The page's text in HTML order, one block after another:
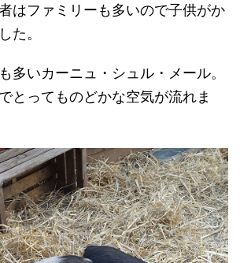
はファミリーも多いので子供がか
た。
多いカーニュ・シュル・メール。
とってものどかな空気が流れま